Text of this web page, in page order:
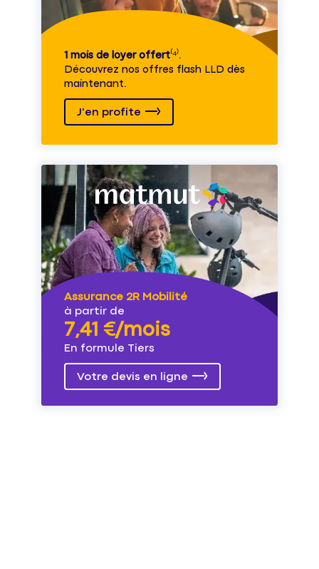
1 mois de loyer offert⁽⁴⁾.
Découvrez nos offres flash LLD dès
maintenant.
J'en profite
Assurance 2R Mobilité
à partir de
7,41 €/mois
En formule Tiers
Votre devis en ligne